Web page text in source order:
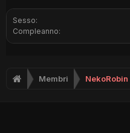
Sesso:
Compleanno:
Membri NekoRobin